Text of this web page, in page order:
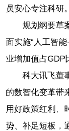
员安心专注科研
规划纲要草
面实施“人工智
业增加值占GDP
科大讯飞董
的数智化变革带
用好政策红利、
势、补足短板，